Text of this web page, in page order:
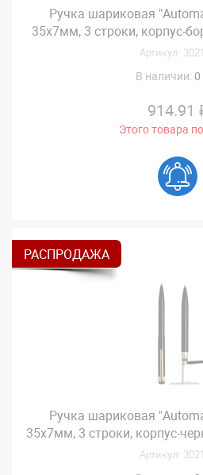
Ручка шариковая
35х7мм, 3 строки, корпус-
Артикул:
В наличии:
914.91
Этого товара
РАСПРОДАЖА
Ручка шариковая
35х7мм, 3 строки, корпус-
Артикул: